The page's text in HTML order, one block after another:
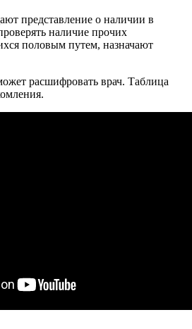
представление о наличии в
наличие прочих
половым путем, назначают
расшифровать врач. Таблица